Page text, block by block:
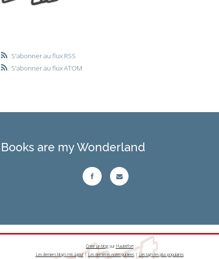
S'abonner au flux RSS
S'abonner au flux ATOM
Books are my Wonderland
Créer un blogsur Hautetfort
Les derniers blogs mis à jour|Les dernières notes publiées| Les tags les plus populaires